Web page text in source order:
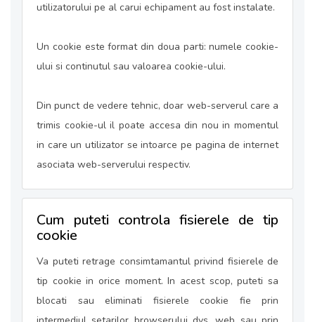
utilizatorului pe al carui echipament au fost instalate.
Un cookie este format din doua parti: numele cookie-
ului si continutul sau valoarea cookie-ului.
Din punct de vedere tehnic, doar web-serverul care a
trimis cookie-ul il poate accesa din nou in momentul
in care un utilizator se intoarce pe pagina de internet
asociata web-serverului respectiv.
Cum puteti controla fisierele de tip
cookie
Va puteti retrage consimtamantul privind fisierele de
tip cookie in orice moment. In acest scop, puteti sa
blocati sau eliminati fisierele cookie fie prin